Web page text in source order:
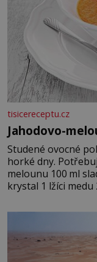
tisicereceptu.cz
Jahodovo-
Studené ovocné
horké dny. Potřebujete 200 g jahod 600 g žlutého
melounu 100 ml
krystal 1 lžíci medu